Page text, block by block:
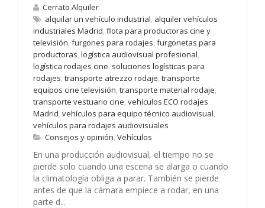
Cerrato Alquiler
alquilar un vehículo industrial, alquiler vehículos
industriales Madrid, flota para productoras cine y
televisión, furgones para rodajes, furgonetas para
productoras, logística audiovisual profesional,
logística rodajes cine, soluciones logísticas para
rodajes, transporte atrezzo rodaje, transporte
equipos cine televisión, transporte material rodaje,
transporte vestuario cine, vehículos ECO rodajes
Madrid, vehículos para equipo técnico audiovisual,
vehículos para rodajes audiovisuales
Consejos y opinión, Vehículos
En una producción audiovisual, el tiempo no se
pierde solo cuando una escena se alarga o cuando
la climatología obliga a parar. También se pierde
antes de que la cámara empiece a rodar, en una
parte d...